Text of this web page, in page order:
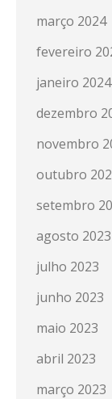
março 2024
fevereiro
janeiro 2024
dezembro
novembro
outubro
setembro
agosto 2023
julho 2023
junho 2023
maio 2023
abril 2023
março 2023